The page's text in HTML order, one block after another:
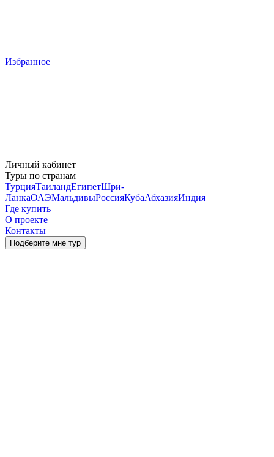
Избранное
Личный кабинет
Туры по странам
ТурцияТаиландЕгипетШри-
ЛанкаОАЭМальдивыРоссияКубаАбхазияИндия
Где купить
О проекте
Контакты
Подберите мне тур